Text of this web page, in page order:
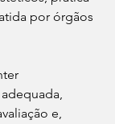
por órgãos
e,